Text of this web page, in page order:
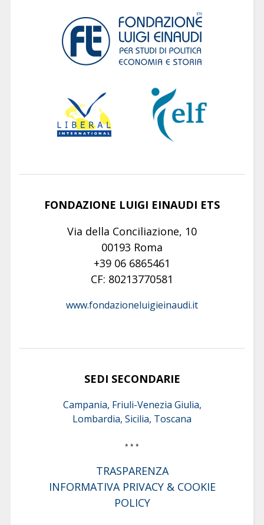
FONDAZIONE LUIGI EINAUDI ETS
Via della Conciliazione, 10
00193 Roma
+39 06 6865461
CF: 80213770581
www.fondazioneluigieinaudi.it
SEDI SECONDARIE
Campania, Friuli-Venezia Giulia,
Lombardia, Sicilia, Toscana
* * *
TRASPARENZA
INFORMATIVA PRIVACY & COOKIE
POLICY